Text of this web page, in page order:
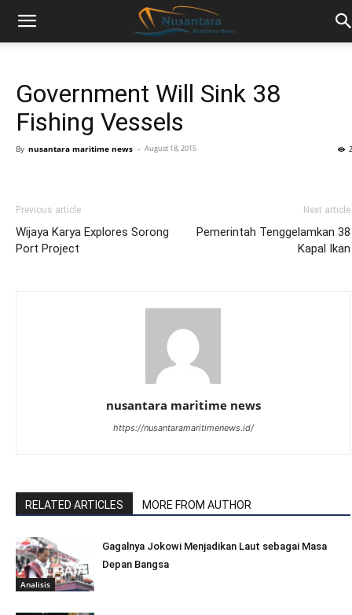
Government Will Sink 38
Fishing Vessels
By nusantara maritime news - August 18, 2015
Previous article
Wijaya Karya Explores Sorong
Port Project
Next article
Pemerintah Tenggelamkan 38
Kapal Ikan
nusantara maritime news
https://nusantaramaritimenews.id/
RELATED ARTICLES MORE FROM AUTHOR
Analisis
Gagalnya Jokowi Menjadikan Laut sebagai Masa
Depan Bangsa